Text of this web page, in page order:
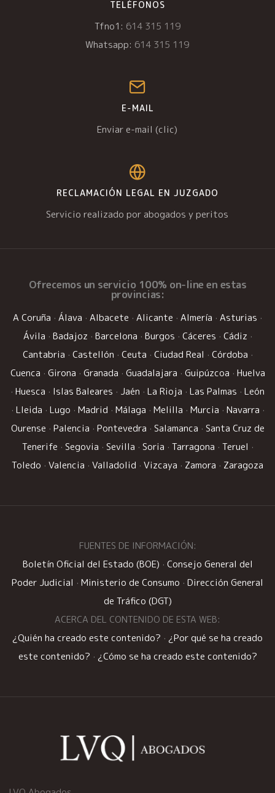
TELÉFONOS
Tfno1: 614 315 119
Whatsapp: 614 315 119
E-MAIL
Enviar e-mail (clic)
RECLAMACIÓN LEGAL EN JUZGADO
Servicio realizado por abogados y peritos
Ofrecemos un servicio 100% on-line en estas
provincias:
A Coruña · Álava · Albacete · Alicante · Almería · Asturias ·
Ávila · Badajoz · Barcelona · Burgos · Cáceres · Cádiz ·
Cantabria · Castellón · Ceuta · Ciudad Real · Córdoba ·
Cuenca · Girona · Granada · Guadalajara · Guipúzcoa · Huelva
· Huesca · Islas Baleares · Jaén · La Rioja · Las Palmas · León
· Lleida · Lugo · Madrid · Málaga · Melilla · Murcia · Navarra ·
Ourense · Palencia · Pontevedra · Salamanca · Santa Cruz de
Tenerife · Segovia · Sevilla · Soria · Tarragona · Teruel ·
Toledo · Valencia · Valladolid · Vizcaya · Zamora · Zaragoza
FUENTES DE INFORMACIÓN:
Boletín Oficial del Estado (BOE) · Consejo General del
Poder Judicial · Ministerio de Consumo · Dirección General
de Tráfico (DGT)
ACERCA DEL CONTENIDO DE ESTA WEB:
¿Quién ha creado este contenido? · ¿Por qué se ha creado
este contenido? · ¿Cómo se ha creado este contenido?